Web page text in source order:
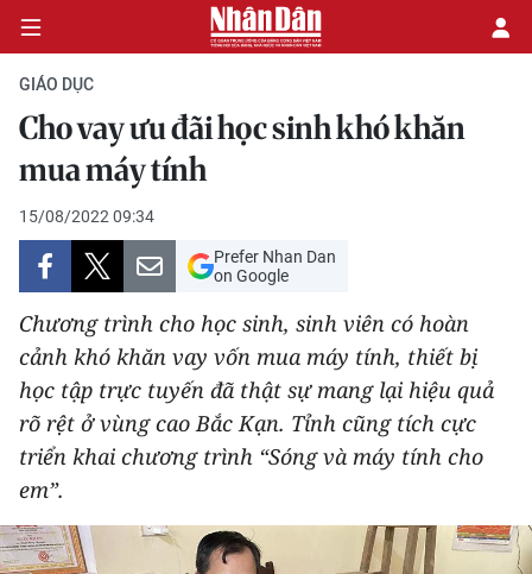
CHÍNH TRỊ
KINH TẾ
VĂN HÓA
XÃ HỘI
PHÁP LUẬT
DU LỊCH
THẾ GIỚI
THỂ THAO
GIÁO DỤC
Cho vay ưu đãi học sinh khó khăn
mua máy tính
15/08/2022 09:34
Prefer Nhan Dan
on Google
Chương trình cho học sinh, sinh viên có hoàn
cảnh khó khăn vay vốn mua máy tính, thiết bị
học tập trực tuyến đã thật sự mang lại hiệu quả
rõ rệt ở vùng cao Bắc Kạn. Tỉnh cũng tích cực
triển khai chương trình “Sóng và máy tính cho
em”.